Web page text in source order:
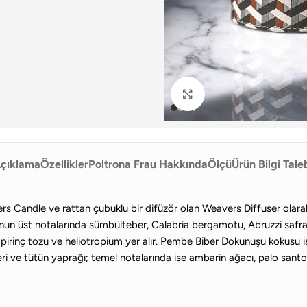
Büyütmek için tıklayın
ÖzelliklerPoltrona Frau HakkındaÖlçüÜrün Bilgi
Candle ve rattan çubuklu bir difüzör olan Weavers Diffuser
üst notalarında sümbülteber, Calabria bergamotu, Abruzzi
tozu ve heliotropium yer alır. Pembe Biber Dokunuşu
ve tütün yaprağı; temel notalarında ise ambarin ağacı, palo